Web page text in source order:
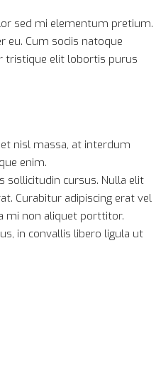
sed mi elementum pretium.
eu. Cum sociis natoque
tristique elit lobortis purus
nisl massa, at interdum
enim.
sollicitudin cursus. Nulla elit
Curabitur adipiscing erat vel
mi non aliquet porttitor.
in convallis libero ligula ut